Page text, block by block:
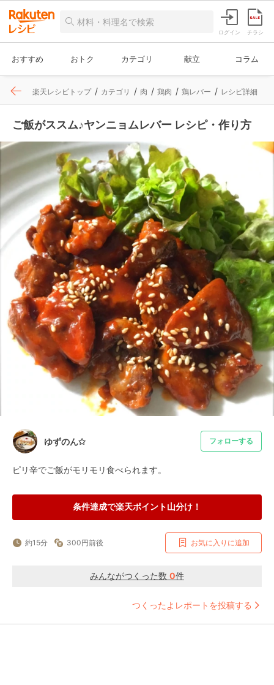
ログイン チラシ
おすすめ おトク カテゴリ 献立 コラム
楽天レシピトップ カテゴリ 肉 鶏肉 鶏レバー レシピ詳細
ご飯がススム♪ヤンニョムレバー レシピ・作り方
ゆずのん✩ フォローする
ピリ辛でご飯がモリモリ食べられます。
条件達成で楽天ポイント山分け！
約15分 300円前後 お気に入りに追加
みんながつくった数 0件
つくったよレポートを投稿する